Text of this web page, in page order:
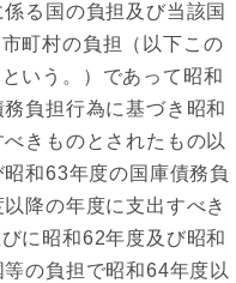
る国の負担及び当該国
町村の負担（以下この
いう。）であって昭和
負担行為に基づき昭和
きものとされたもの以
和63年度の国庫債務負
降の年度に支出すべき
に昭和62年度及び昭和
の負担で昭和64年度以